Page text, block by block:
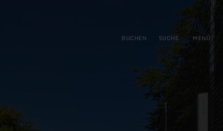
BUCHEN SUCHE MENÜ